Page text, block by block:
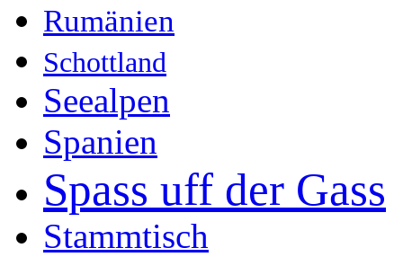
Rumänien
Schottland
Seealpen
Spanien
Spass uff der Gass
Stammtisch